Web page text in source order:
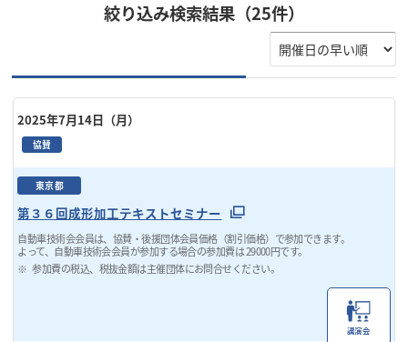
絞り込み検索結果（25件）
2025年7月14日（月）
協賛
東京都
第３６回成形加工テキストセミナー
自動車技術会会員は、協賛・後援団体会員価格（割引価格）で参加できます。
よって、自動車技術会会員が参加する場合の参加費は 29000円です。
参加費の税込、税抜金額は主催団体にお問合せください。
講演会